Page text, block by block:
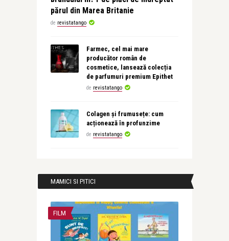
părul din Marea Britanie
de revistatango
Farmec, cel mai mare
producător român de
cosmetice, lansează colecția
de parfumuri premium Epithet
de revistatango
Colagen și frumusețe: cum
acționează în profunzime
de revistatango
MAMICI SI PITICI
FILM